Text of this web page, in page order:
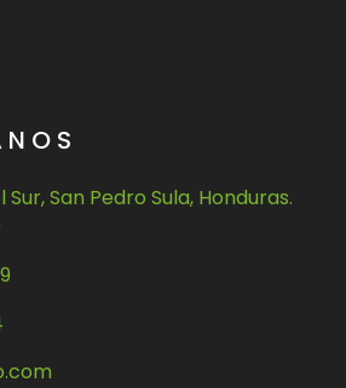
San Pedro Sula, Honduras.